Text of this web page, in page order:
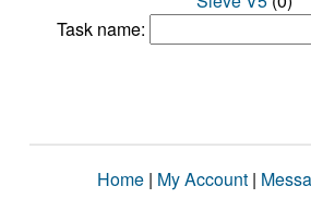
Task name:
Home | My Account |